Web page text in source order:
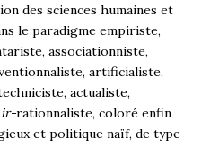
des sciences humaines et
le paradigme empiriste,
associationniste,
artificialiste,
actualiste,
ir-rationnaliste, coloré enfin
et politique naïf, de type